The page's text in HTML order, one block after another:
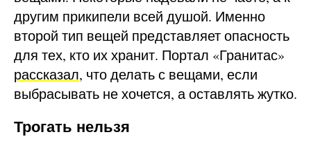
другим прикипели всей душой. Именно
второй тип вещей представляет опасность
для тех, кто их хранит. Портал «Гранитас»
рассказал, что делать с вещами, если
выбрасывать не хочется, а оставлять жутко.
Трогать нельзя